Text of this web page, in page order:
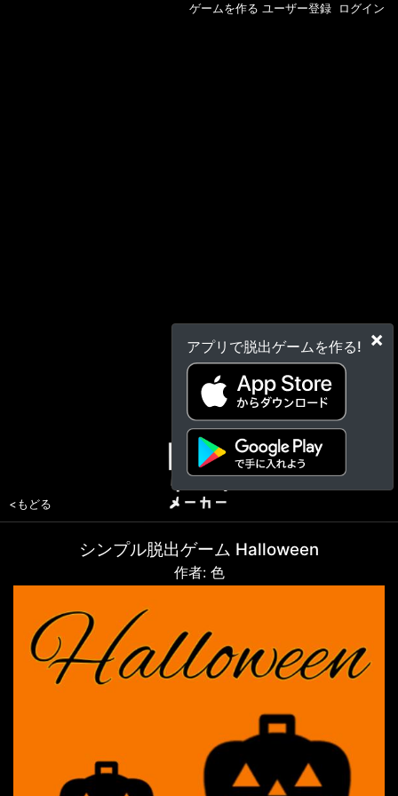
×
アプリで脱出ゲームを作る!
ゲームを作る ユーザー登録 ログイン
<もどる
シンプル脱出ゲーム Halloween
作者: 色